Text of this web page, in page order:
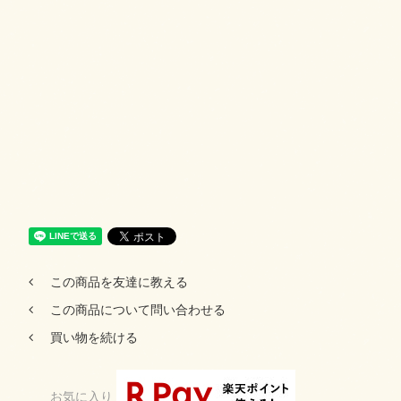
この商品を友達に教える
この商品について問い合わせる
買い物を続ける
お気に入り